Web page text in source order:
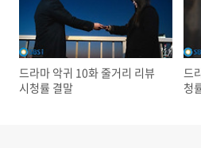
드라마 악귀 10화 줄거리 리뷰
시청률 결말
드
청